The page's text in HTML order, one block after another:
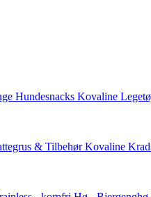
Hundesnacks Kovaline
& Tilbehør Kovaline